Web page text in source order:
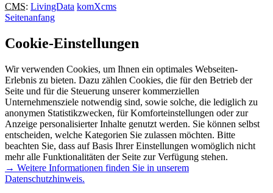
CMS: LivingData komXcms
Seitenanfang
Cookie-Einstellungen
Wir verwenden Cookies, um Ihnen ein optimales Webseiten-
Erlebnis zu bieten. Dazu zählen Cookies, die für den Betrieb der
Seite und für die Steuerung unserer kommerziellen
Unternehmensziele notwendig sind, sowie solche, die lediglich zu
anonymen Statistikzwecken, für Komforteinstellungen oder zur
Anzeige personalisierter Inhalte genutzt werden. Sie können selbst
entscheiden, welche Kategorien Sie zulassen möchten. Bitte
beachten Sie, dass auf Basis Ihrer Einstellungen womöglich nicht
mehr alle Funktionalitäten der Seite zur Verfügung stehen.
→ Weitere Informationen finden Sie in unserem
Datenschutzhinweis.